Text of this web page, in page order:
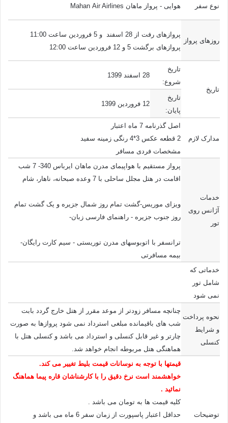
نوع سفر هوایی - پرواز ماهان Mahan Air Airlines
روزهای پرواز
پروازهای رفت از 28 اسفند و 5 فروردین ساعت 11:00
پروازهای برگشت 5 و 12 فروردین ساعت 12:00
تاریخ
تاریخ
شروع:
28 اسفند 1399
تاریخ
پایان:
12 فروردین 1399
مدارک لازم
اصل گذرنامه 7 ماه اعتبار
2 قطعه عکس 3*4 رنگی زمینه سفید
مشخصات فردی مسافر
خدمات
آژانس روی
تور
پرواز مستقیم با هواپیمای مدرن ماهان ایرباس 340- 7 شب
اقامت در هتل مجلل ساحلی با 7 وعده صبحانه، ناهار، شام
ویزای موریس-گشت تمام روز شمال جزیره و یک گشت تمام
روز جنوب جزیره - راهنمای فارسی زبان-
ترانسفر با اتوبوسهای مدرن توریستی - سیم کارت رایگان-
بیمه مسافرتی
خدماتی که
شامل تور
نمی شود
نحوه پرداخت
و شرایط
کنسلی
چنانچه مسافر زودتر از موعد مقرر از هتل خارج گردد بابت
شب های باقیمانده مبلغی استرداد نمی شود پروازها به صورت
چارتر و غیر قابل کنسلی و استرداد می باشد و کنسلی هتل با
هماهنگی هتل مربوطه انجام خواهد شد.
توضیحات
قیمتها با توجه به نوسانات قیمت بلیط تغییر می کند.
خواهشمند است نرخ دقیق را با کارشناشان قاره پیما هماهنگ
نمائید .
کلیه قیمت ها به تومان می باشد .
حداقل اعتبار پاسپورت از زمان سفر 6 ماه می باشد و